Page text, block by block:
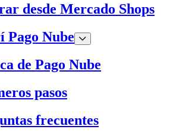
desde Mercado Shops
Pago Nube
de Pago Nube
pasos
frecuentes